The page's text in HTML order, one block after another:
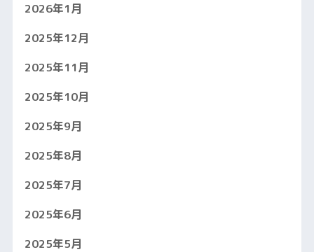
2026年1月
2025年12月
2025年11月
2025年10月
2025年9月
2025年8月
2025年7月
2025年6月
2025年5月